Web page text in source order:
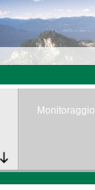
Monitoraggio